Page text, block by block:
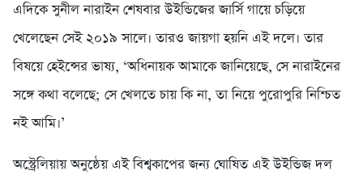
এদিকে সুনীল নারাইন শেষবার উইন্ডিজের জার্সি গায়ে চড়িয়ে
খেলেছেন সেই ২০১৯ সালে। তারও জায়গা হয়নি এই দলে। তার
বিষয়ে হেইন্সের ভাষ্য, ‘অধিনায়ক আমাকে জানিয়েছে, সে নারাইনের
সঙ্গে কথা বলেছে; সে খেলতে চায় কি না, তা নিয়ে পুরোপুরি নিশ্চিত
নই আমি।’
অস্ট্রেলিয়ায় অনুষ্ঠেয় এই বিশ্বকাপের জন্য ঘোষিত এই উইন্ডিজ দল